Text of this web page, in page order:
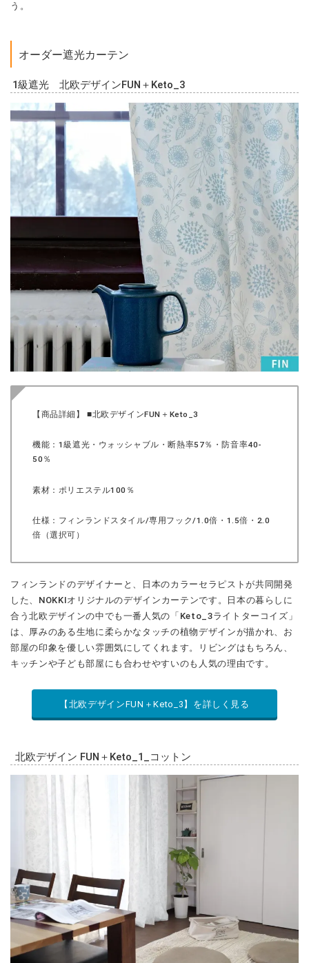
う。
オーダー遮光カーテン
1級遮光 北欧デザインFUN＋Keto_3
【商品詳細】 ■北欧デザインFUN＋Keto_3
機能：1級遮光・ウォッシャブル・断熱率57％・防音率40-
50％
素材：ポリエステル100％
仕様：フィンランドスタイル/専用フック/1.0倍・1.5倍・2.0
倍（選択可）
フィンランドのデザイナーと、日本のカラーセラピストが共同開発
した、NOKKIオリジナルのデザインカーテンです。日本の暮らしに
合う北欧デザインの中でも一番人気の「Keto_3ライトターコイズ」
は、厚みのある生地に柔らかなタッチの植物デザインが描かれ、お
部屋の印象を優しい雰囲気にしてくれます。リビングはもちろん、
キッチンや子ども部屋にも合わせやすいのも人気の理由です。
【北欧デザインFUN＋Keto_3】を詳しく見る
北欧デザイン FUN＋Keto_1_コットン